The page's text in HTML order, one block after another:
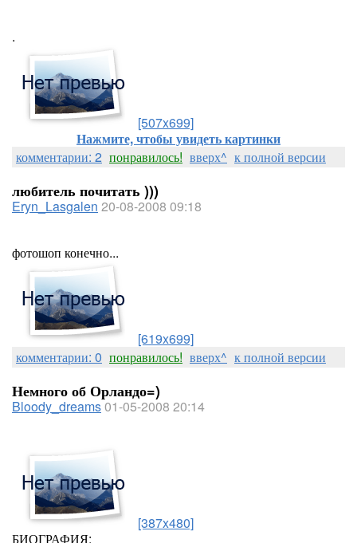
.
[507x699]
Нажмите, чтобы увидеть картинки
комментарии: 2 понравилось! вверх^ к полной версии
любитель почитать )))
Eryn_Lasgalen 20-08-2008 09:18
фотошоп конечно...
[619x699]
комментарии: 0 понравилось! вверх^ к полной версии
Немного об Орландо=)
Bloody_dreams01-05-2008 20:14
[387x480]
БИОГРАФИЯ: